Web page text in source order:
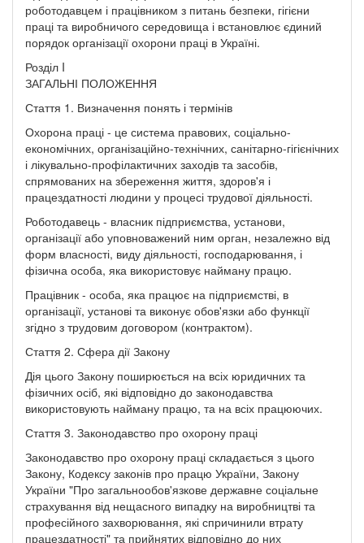
роботодавцем і працівником з питань безпеки, гігієни
праці та виробничого середовища і встановлює єдиний
порядок організації охорони праці в Україні.
Розділ I
ЗАГАЛЬНІ ПОЛОЖЕННЯ
Стаття 1. Визначення понять і термінів
Охорона праці - це система правових, соціально-
економічних, організаційно-технічних, санітарно-гігієнічних
і лікувально-профілактичних заходів та засобів,
спрямованих на збереження життя, здоров'я і
працездатності людини у процесі трудової діяльності.
Роботодавець - власник підприємства, установи,
організації або уповноважений ним орган, незалежно від
форм власності, виду діяльності, господарювання, і
фізична особа, яка використовує найману працю.
Працівник - особа, яка працює на підприємстві, в
організації, установі та виконує обов'язки або функції
згідно з трудовим договором (контрактом).
Стаття 2. Сфера дії Закону
Дія цього Закону поширюється на всіх юридичних та
фізичних осіб, які відповідно до законодавства
використовують найману працю, та на всіх працюючих.
Стаття 3. Законодавство про охорону праці
Законодавство про охорону праці складається з цього
Закону, Кодексу законів про працю України, Закону
України "Про загальнообов'язкове державне соціальне
страхування від нещасного випадку на виробництві та
професійного захворювання, які спричинили втрату
працездатності" та прийнятих відповідно до них